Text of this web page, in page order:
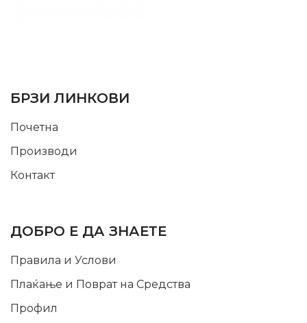
БРЗИ ЛИНКОВИ
Почетна
Производи
Контакт
ДОБРО Е ДА ЗНАЕТЕ
Правила и Услови
Плаќање и Поврат на Средства
Профил